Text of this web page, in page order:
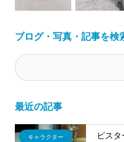
ブログ・写真・記事を検
最近の記事
キャラクター ビスタ